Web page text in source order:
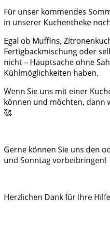
Für unser kommendes
in unserer Kuchentheke
Egal ob Muffins,
Fertigbackmischung oder
nicht – Hauptsache ohne
Kühlmöglichkeiten haben.
Wenn Sie uns mit einer
können und möchten, dann
🥰
Gerne können Sie uns den
und Sonntag vorbeibringen!
Herzlichen Dank für Ihre